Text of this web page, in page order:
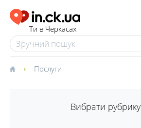
Ти в Черкасах
Послуги
Вибрати рубрику